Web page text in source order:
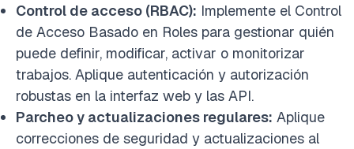
Control de acceso (RBAC): Implemente el Control
de Acceso Basado en Roles para gestionar quién
puede definir, modificar, activar o monitorizar
trabajos. Aplique autenticación y autorización
robustas en la interfaz web y las API.
Parcheo y actualizaciones regulares: Aplique
correcciones de seguridad y actualizaciones al